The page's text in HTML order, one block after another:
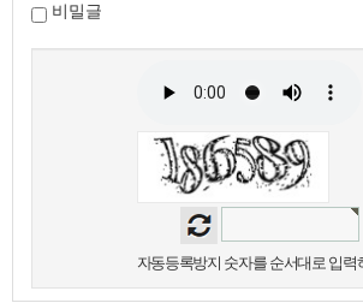
비밀글
자동등록방지 숫자를 순서대로 입력